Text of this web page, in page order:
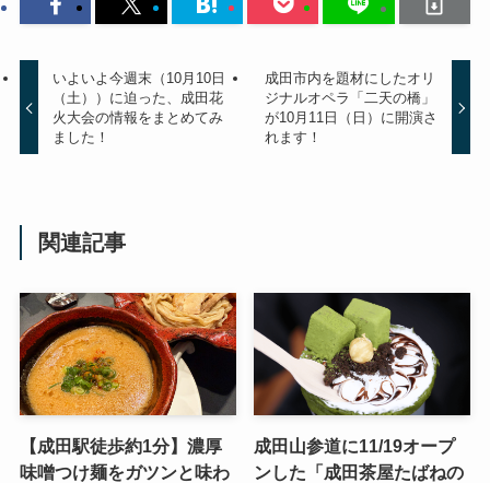
いよいよ今週末（10月10日
（土））に迫った、成田花
火大会の情報をまとめてみ
ました！
成田市内を題材にしたオリ
ジナルオペラ「二天の橋」
が10月11日（日）に開演さ
れます！
関連記事
【成田駅徒歩約1分】濃厚
味噌つけ麺をガツンと味わ
成田山参道に11/19オープ
ンした「成田茶屋たばねの